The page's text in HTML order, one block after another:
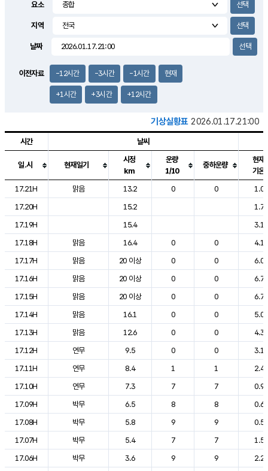
요소
지역
날짜
이전자료 -12시간 -3시간 -1시간 현재
+1시간 +3시간 +12시간
기상실황표 2026.01.17.21:00
도시별 기상실황표로 지점, 날씨, 기온, 강수, 바람, 기압등을 안내한 표입
시간 날씨
일.시 현재일기
시정
km
운량
1/10
중하운량
현재
기온
17.21H
맑음 13.2 0 0
1.0
17.20H
15.2
1.7
17.19H
15.4
3.1
17.18H
맑음 16.4 0 0
4.1
17.17H
맑음 20 이상 0 0
6.0
17.16H
맑음 20 이상 0 0
6.7
17.15H
맑음 20 이상 0 0
6.7
17.14H
맑음 16.1 0 0
5.0
17.13H
맑음 12.6 0 0
4.3
17.12H
연무 9.5 0 0
3.1
17.11H
연무 8.4 1 1
2.4
17.10H
연무 7.3 7 7
0.9
17.09H
박무 6.5 8 8
0.6
17.08H
박무 5.8 9 9
0.5
17.07H
박무 5.4 7 7
1.5
17.06H
박무 3.6 9 9
2.2